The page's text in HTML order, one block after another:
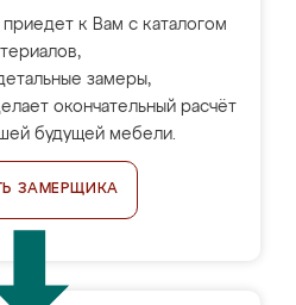
к Вам с каталогом
замеры,
окончательный расчёт
будущей мебели.
ЗАМЕРЩИКА